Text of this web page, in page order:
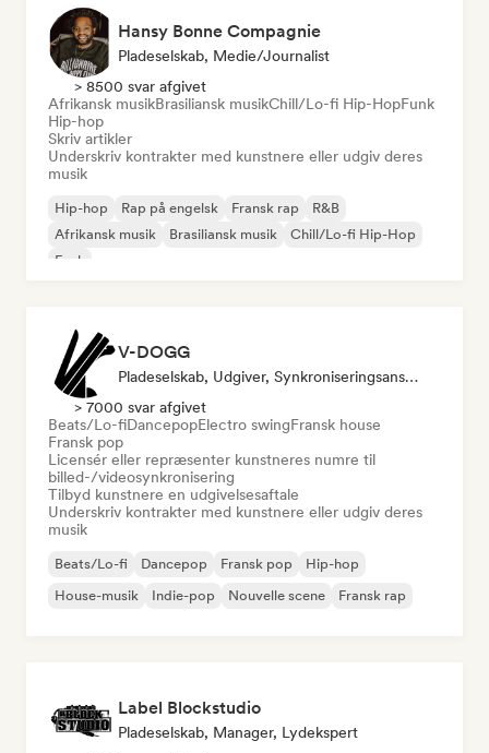
Hansy Bonne Compagnie
Pladeselskab, Medie/journalist
> 8500 svar afgivet
Afrikansk musikBrasiliansk musikChill/Lo-fi Hip-HopFunk
Hip-hop
Skriv artikler
Underskriv kontrakter med kunstnere eller udgiv deres
musik
Hip-hop Rap på engelsk Fransk rap
R&B
Afrikansk musik
Brasiliansk musik
Chill/Lo-fi Hip-Hop
Funk
V-DOGG
Pladeselskab, Udgiver, Synkroniseringsansvarlig
> 7000 svar afgivet
Beats/Lo-fiDancepopElectro swingFransk house
Fransk pop
Licensér eller repræsenter kunstneres numre til
billed-/videosynkronisering
Tilbyd kunstnere en udgivelsesaftale
Underskriv kontrakter med kunstnere eller udgiv deres
musik
Beats/Lo-fi Dancepop Fransk pop
Hip-hop
House-musik
Indie-pop Nouvelle scene Fransk rap
Label Blockstudio
Pladeselskab, Manager, Lydekspert